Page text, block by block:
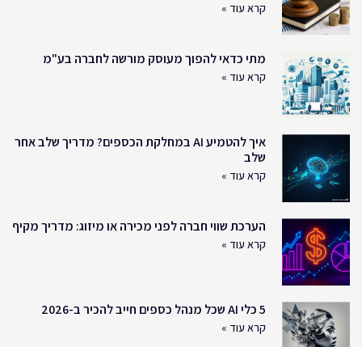
קרא עוד »
מתי כדאי להפוך מעוסק מורשה לחברה בע"מ
קרא עוד »
איך להטמיע AI במחלקת הכספים? מדריך שלב אחר
שלב
קרא עוד »
הערכת שווי חברה לפני מכירה או מיזוג: מדריך מקיף
קרא עוד »
5 כלי AI שכל מנהל כספים חייב להכיר ב-2026
קרא עוד »